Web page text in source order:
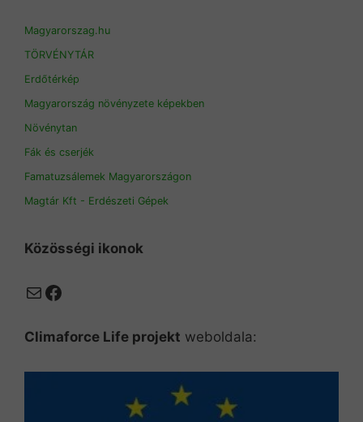
Magyarorszag.hu
TÖRVÉNYTÁR
Erdőtérkép
Magyarország növényzete képekben
Növénytan
Fák és cserjék
Famatuzsálemek Magyarországon
Magtár Kft - Erdészeti Gépek
Közösségi ikonok
MailFacebook
Climaforce Life projekt weboldala: